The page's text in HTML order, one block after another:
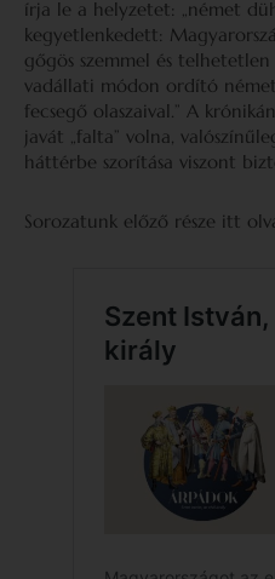
írja le a helyzetet: „német
kegyetlenkedett:
gőgös szemmel és
vadállati módon ordító
fecsegő olaszaival.” A
javát „falta” volna,
háttérbe szorítása viszont
Sorozatunk előző része itt